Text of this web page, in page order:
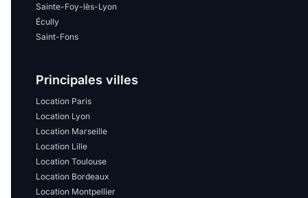
Promotions
promotions sur honoraires
Sainte-Foy-lès-Lyon
Écully
Saint-Fons
Principales villes
Location Paris
Location Lyon
Location Marseille
Location Lille
Location Toulouse
Location Bordeaux
Location Montpellier